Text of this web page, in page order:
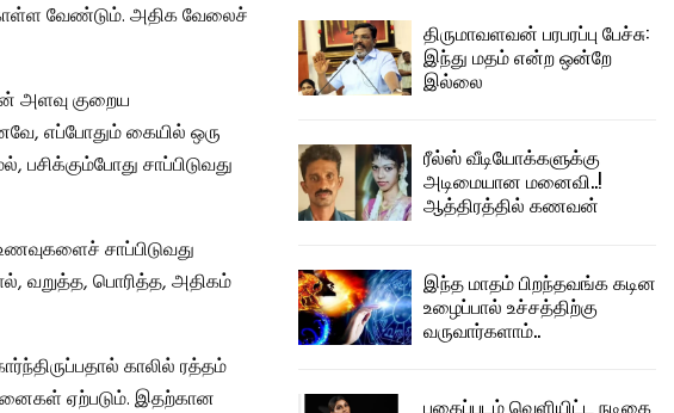
வேண்டும். அதிக வேலைச்
அளவு குறைய
எப்போதும் கையில் ஒரு
சாப்பிடுவது
சாப்பிடுவது
வறுத்த, பொரித்த, அதிகம்
காலில் ரத்தம்
ஏற்படும். இதற்கான
திருமாவளவன் பரபரப்பு பேச்சு:
இந்து மதம் என்ற ஒன்றே
இல்லை
ரீல்ஸ் வீடியோக்களுக்கு
அடிமையான மனைவி..!
ஆத்திரத்தில் கணவன்
இந்த மாதம் பிறந்தவங்க கடின
உழைப்பால் உச்சத்திற்கு
வருவார்களாம்..
புகைப்படம் வெளியிட்ட நடிகை